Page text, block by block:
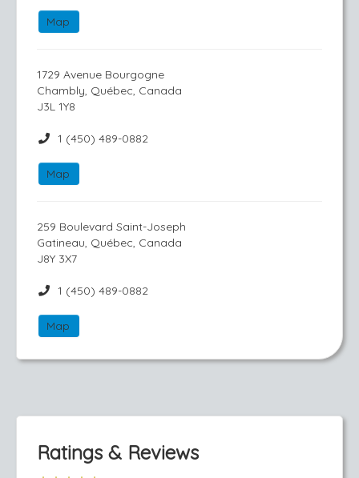
Map
1729 Avenue Bourgogne
Chambly, Québec, Canada
J3L 1Y8
1 (450) 489-0882
Map
259 Boulevard Saint-Joseph
Gatineau, Québec, Canada
J8Y 3X7
1 (450) 489-0882
Map
Ratings & Reviews